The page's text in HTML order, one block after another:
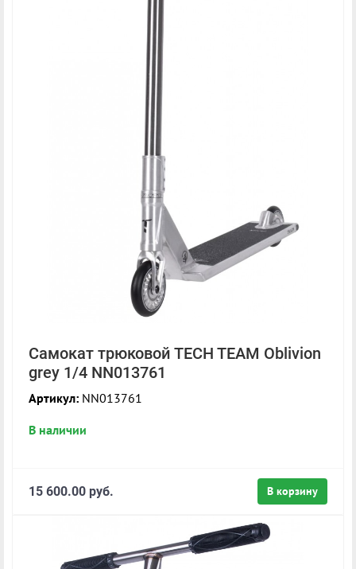
Самокат трюковой TECH TEAM Oblivion
grey 1/4 NN013761
Артикул: NN013761
В наличии
В корзину
15 600.00 руб.